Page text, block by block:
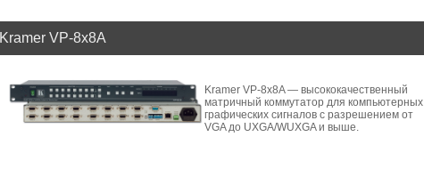
Kramer VP-8x8A
Kramer VP-8x8A — высококачественный
матричный коммутатор для компьютерных
графических сигналов с разрешением от
VGA до UXGA/WUXGA и выше.